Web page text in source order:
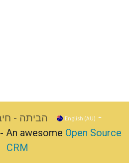
הביתה - English (AU)
- An awesome Open Source
CRM